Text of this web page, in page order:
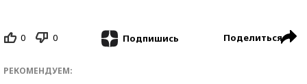
0 0 Подпишись Поделиться
РЕКОМЕНДУЕМ: